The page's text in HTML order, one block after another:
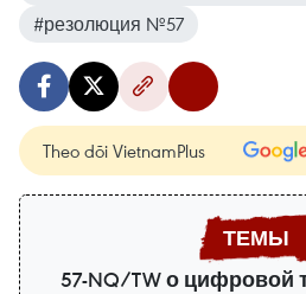
#резолюция №57
Theo dõi VietnamPlus
57-NQ/TW о цифровой